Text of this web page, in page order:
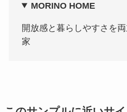
MORINO HOME
開放感と暮らしやすさを
家